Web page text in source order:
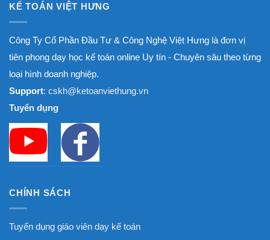
KẾ TOÁN VIỆT HƯNG
Công Ty Cổ Phần Đầu Tư & Công Nghệ Việt Hưng là đơn vị
tiên phong dạy học kế toán online Uy tín - Chuyên sâu theo từng
loại hình doanh nghiệp.
Support: cskh@ketoanviethung.vn
Tuyển dụng
CHÍNH SÁCH
Tuyển dụng giáo viên dạy kế toán